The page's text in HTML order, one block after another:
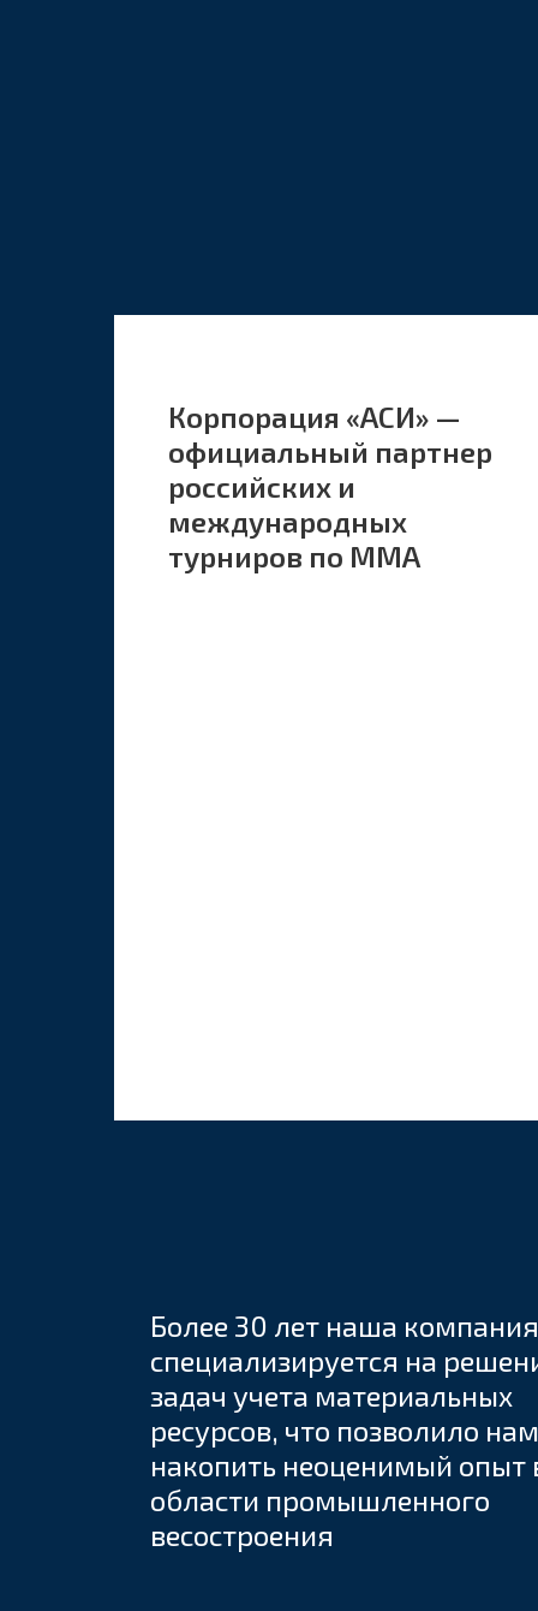
Корпорация «АСИ» —
официальный партнер
российских и
международных
турниров по ММА
Более 30 лет наша компания
специализируется на
задач учета материальных
ресурсов, что позволило нам
накопить неоценимый опыт
области промышленного
весостроения